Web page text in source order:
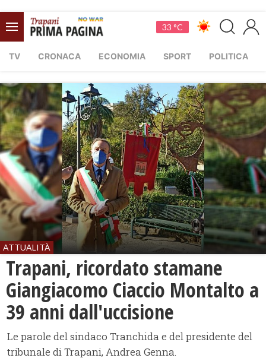
33 °C
TV CRONACA ECONOMIA SPORT POLITICA
ATTUALITÀ
Trapani, ricordato stamane
Giangiacomo Ciaccio Montalto a
39 anni dall'uccisione
Le parole del sindaco Tranchida e del presidente del
tribunale di Trapani, Andrea Genna.